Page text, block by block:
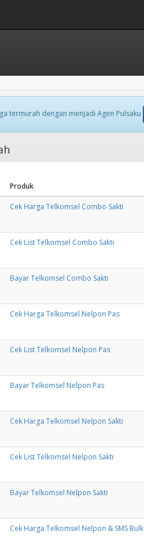
termurah dengan menjadi Agen Pulsaku
Produk
Cek Harga Telkomsel Combo Sakti
Cek List Telkomsel Combo Sakti
Bayar Telkomsel Combo Sakti
Cek Harga Telkomsel Nelpon Pas
Cek List Telkomsel Nelpon Pas
Bayar Telkomsel Nelpon Pas
Cek Harga Telkomsel Nelpon Sakti
Cek List Telkomsel Nelpon Sakti
Bayar Telkomsel Nelpon Sakti
Cek Harga Telkomsel Nelpon & SMS Bulk